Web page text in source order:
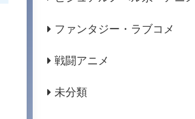
ファンタジー・ラブコメ
戦闘アニメ
未分類